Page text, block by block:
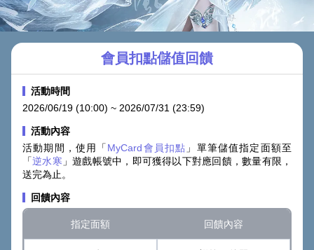
會員扣點儲值回饋
活動時間
2026/06/19 (10:00) ~ 2026/07/31 (23:59)
活動內容
活動期間，使用「 MyCard會員扣點 」單筆儲值指定面額至
「逆水寒 」遊戲帳號中，即可獲得以下對應回饋，數量有限，
送完為止。
回饋內容
指定面額 回饋內容